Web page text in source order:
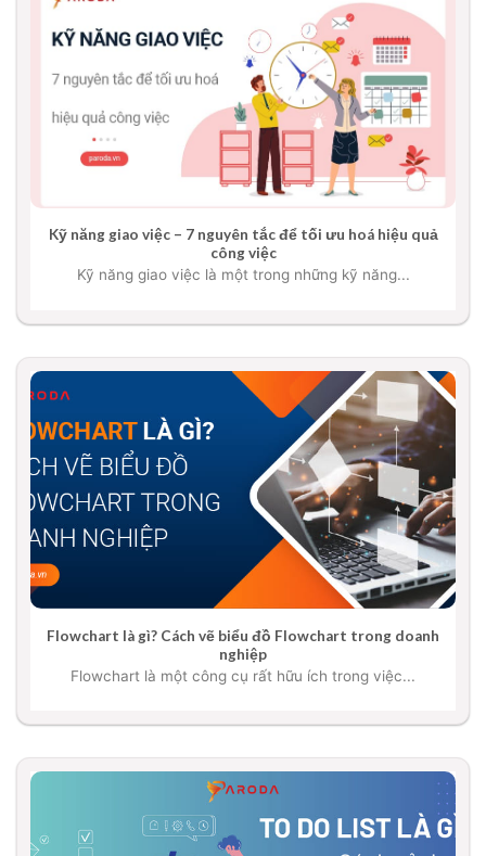
Kỹ năng giao việc – 7 nguyên tắc để tối ưu hoá hiệu quả
công việc
Kỹ năng giao việc là một trong những kỹ năng...
Flowchart là gì? Cách vẽ biểu đồ Flowchart trong doanh
nghiệp
Flowchart là một công cụ rất hữu ích trong việc...